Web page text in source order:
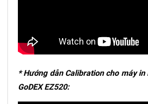
* Hướng dẫn Calibrationcho máy in
GoDEX EZ520: